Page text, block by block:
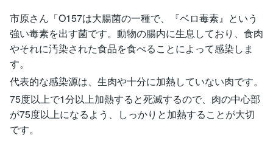
市原さん「O157は大腸菌の一種で、『ベロ毒素』という
強い毒素を出す菌です。動物の腸内に生息しており、食肉
やそれに汚染された食品を食べることによって感染しま
す。
代表的な感染源は、生肉や十分に加熱していない肉です。
75度以上で1分以上加熱すると死滅するので、肉の中心部
が75度以上になるよう、しっかりと加熱することが大切
です。